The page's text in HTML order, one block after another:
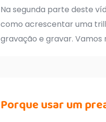
Na segunda parte deste
como acrescentar uma
gravação e gravar. Vamos
Porque usar um